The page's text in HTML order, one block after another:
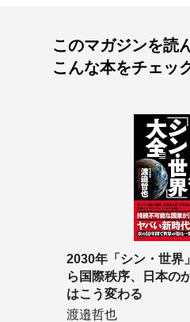
このマガジンを読
こんな本をチェッ
2030年「シン・世界
ら国際秩序、日本の
はこう変わる
渡邉哲也